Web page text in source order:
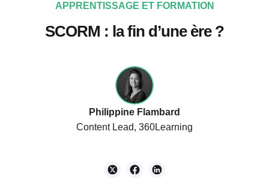
APPRENTISSAGE ET FORMATION
SCORM : la fin d’une ère ?
Philippine Flambard
Content Lead, 360Learning